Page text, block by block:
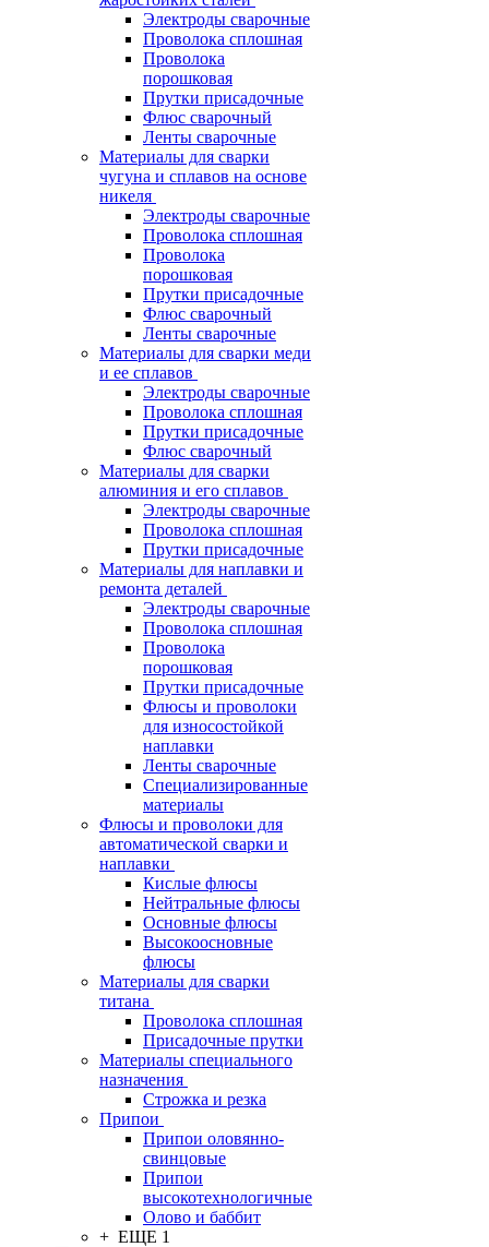
Электроды сварочные
Проволока сплошная
Проволока
порошковая
Прутки присадочные
Флюс сварочный
Ленты сварочные
Материалы для сварки
чугуна и сплавов на основе
никеля
Электроды сварочные
Проволока сплошная
Проволока
порошковая
Прутки присадочные
Флюс сварочный
Ленты сварочные
Материалы для сварки меди
и ее сплавов
Электроды сварочные
Проволока сплошная
Прутки присадочные
Флюс сварочный
Материалы для сварки
алюминия и его сплавов
Электроды сварочные
Проволока сплошная
Прутки присадочные
Материалы для наплавки и
ремонта деталей
Электроды сварочные
Проволока сплошная
Проволока
порошковая
Прутки присадочные
Флюсы и проволоки
для износостойкой
наплавки
Ленты сварочные
Специализированные
материалы
Флюсы и проволоки для
автоматической сварки и
наплавки
Кислые флюсы
Нейтральные флюсы
Основные флюсы
Высокоосновные
флюсы
Материалы для сварки
титана
Проволока сплошная
Присадочные прутки
Материалы специального
назначения
Строжка и резка
Припои
Припои оловянно-
свинцовые
Припои
высокотехнологичные
Олово и баббит
+ ЕЩЕ 1